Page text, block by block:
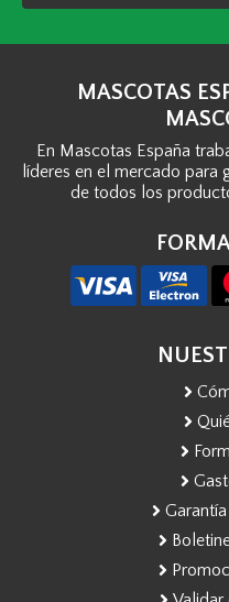
MASCOTAS
En Mascotas España
líderes en el mercado para
de todos los